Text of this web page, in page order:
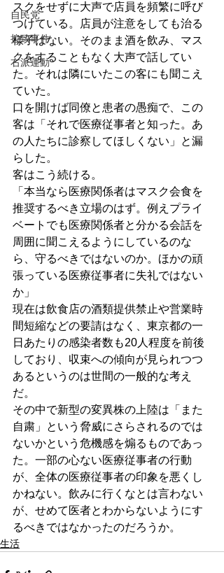
自民党
拉致事件
右派運動
スクをせずに大声で店員を頻繁に呼び
つけている。店員が注意をしても治る
様子はない。そのまま酒を飲み、マス
クをすることもなく大声で話してい
た。それは隣にいたこの客にも聞こえ
ていた。
口を開けば同僚と患者の愚痴で、この
客は「それで医療従事者と知った。あ
の人たちに診察してほしくない」と漏
らした。
客はこう続ける。
「本当なら医療関係者はマスク会食を
推奨するべき立場のはず。例えプライ
ベートでも医療関係者と分かる会話を
周囲に聞こえるようにしているのな
ら、守るべきではないのか。ほかの頑
張っている医療従事者に失礼ではない
か」
現在は飲食店の酒類提供禁止や営業時
間短縮などの要請はなく、東京都の一
日あたりの感染者数も20人程度を前後
しており、収束への傾向が見られつつ
あるというのは世間の一般的な考え
だ。
その中で新型の変異株の上陸は「また
自粛」という脅威にさらされるのでは
ないかという危機感を煽るものであっ
た。一部の心ない医療従事者の行動
が、全体の医療従事者の印象を悪くし
かねない。飲みに行くなとは言わない
が、せめて医者とわからないようにす
るべきではなかったのだろうか。
生活